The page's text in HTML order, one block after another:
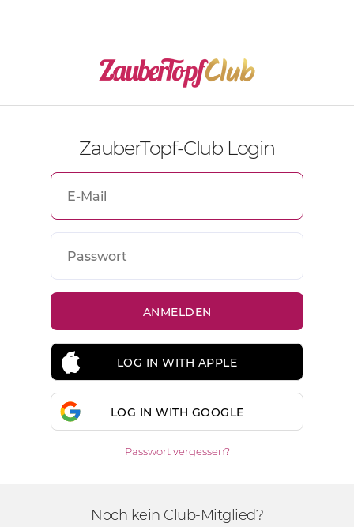
ZauberTopf-Club Login
LOG IN WITH APPLE
LOG IN WITH GOOGLE
Passwort vergessen?
Noch kein Club-Mitglied?